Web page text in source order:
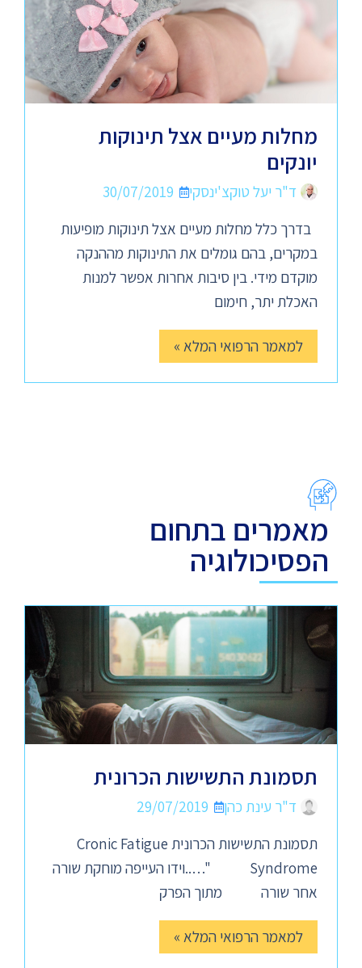
מחלות מעיים אצל תינוקות
יונקים
ד"ר יעל טוקצ'ינסקי
30/07/2019
בדרך כלל מחלות מעיים אצל תינוקות מופיעות
במקרים, בהם גומלים את התינוקות מההנקה
מוקדם מידי. בין סיבות אחרות אפשר למנות
האכלת יתר, חימום
למאמר הרפואי המלא »
מאמרים בתחום
הפסיכולוגיה
תסמונת התשישות הכרונית
ד"ר עינת כהן
29/07/2019
תסמונת התשישות הכרונית Cronic Fatigue
Syndrome "…..וידו העייפה מוחקת שורה
אחר שורה מתוך הפרק
למאמר הרפואי המלא »